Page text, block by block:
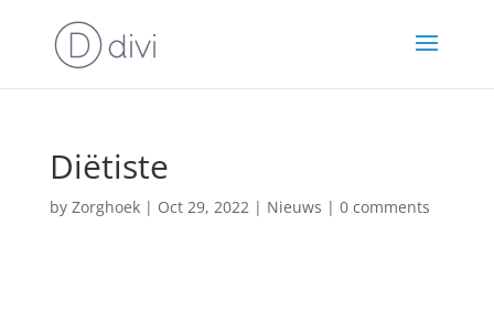
Diëtiste
by Zorghoek| Oct 29, 2022| Nieuws | 0 comments